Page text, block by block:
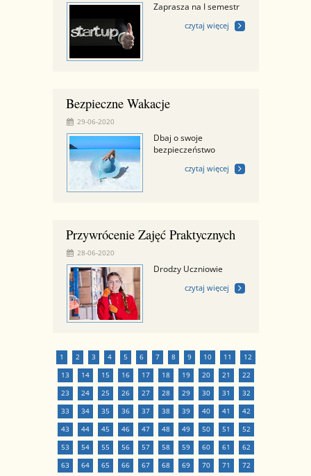
Zaprasza na I semestr
czytaj więcej
Bezpieczne Wakacje
29-06-2020
Dbaj o swoje
bezpieczeństwo
czytaj więcej
Przywrócenie Zajęć Praktycznych
28-06-2020
Drodzy Uczniowie
czytaj więcej
1 2 3 4 5 6 7 8 9 10 11
12
13
14 15 16 17 18 19 20 21
22
23
24 25 26 27 28 29 30 31
32
33
34 35 36 37 38 39 40 41
42
43
44 45 46 47 48 49 50 51
52
53
54 55 56 57 58 59 60 61
62
63
64 65 66 67 68 69 70 71
72